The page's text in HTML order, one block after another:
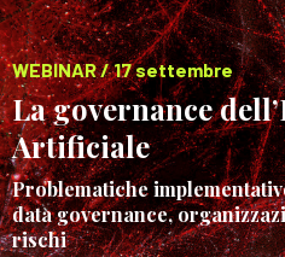
WEBINAR / 17 settembre
La governance
Artificiale
Problematiche
data governance,
rischi